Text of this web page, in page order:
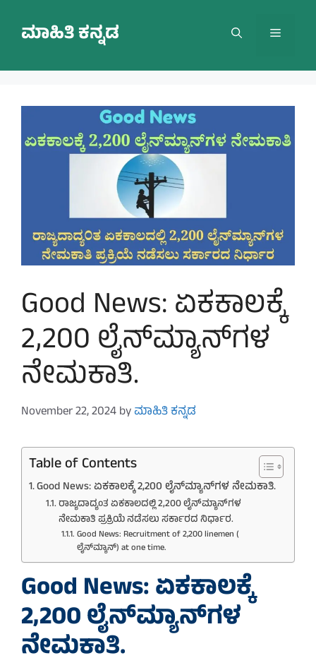
contentಮಾಹಿತಿ ಕನ್ನಡ Menu
Good News: ಏಕಕಾಲಕ್ಕೆ
2,200 ಲೈನ್‌ಮ್ಯಾನ್‌ಗಳ
ನೇಮಕಾತಿ.
November 22, 2024byಮಾಹಿತಿ ಕನ್ನಡ
Table of Contents
Good News: ಏಕಕಾಲಕ್ಕೆ 2,200 ಲೈನ್‌ಮ್ಯಾನ್‌ಗಳ ನೇಮಕಾತಿ.
ರಾಜ್ಯದಾದ್ಯಂತ ಏಕಕಾಲದಲ್ಲಿ 2,200 ಲೈನ್‌ಮ್ಯಾನ್‌ಗಳ
ನೇಮಕಾತಿ ಪ್ರಕ್ರಿಯೆ ನಡೆಸಲು ಸರ್ಕಾರದ ನಿರ್ಧಾರ.
Good News: Recruitment of 2,200 linemen (
ಲೈನ್‌ಮ್ಯಾನ್‌) at one time.
Good News: ಏಕಕಾಲಕ್ಕೆ
2,200 ಲೈನ್‌ಮ್ಯಾನ್‌ಗಳ
ನೇಮಕಾತಿ.